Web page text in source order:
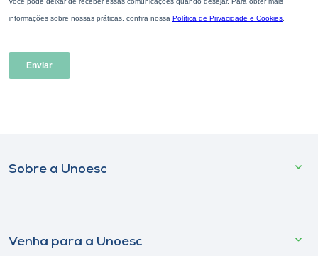
Sobre a Unoesc
Venha para a Unoesc